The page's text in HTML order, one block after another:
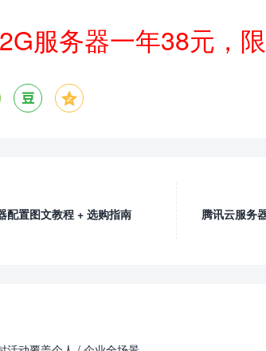
服务器一年38元，
 
配置图文教程 + 选购指南
腾讯云服务